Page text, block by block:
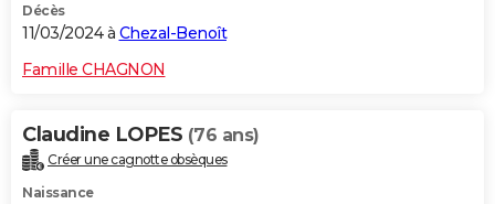
Décès
11/03/2024 à Chezal-Benoît
Famille CHAGNON
Claudine LOPES (76 ans)
Créer une cagnotte obsèques
Naissance